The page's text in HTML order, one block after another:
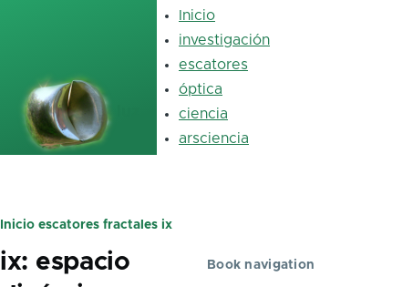
Pasar al contenido principal
Main
navigation
Inicio
investigación
escatores
óptica
ciencia
arsciencia
Ruta
de
Inicio escatores fractales ix
ix: espacio
Book navigation